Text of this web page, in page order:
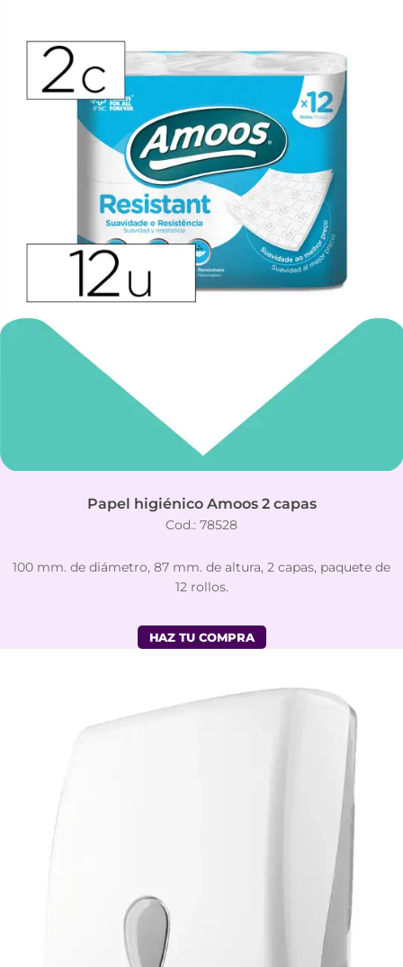
Papel higiénico Amoos 2 capas
Cod.: 78528
100 mm. de diámetro, 87 mm. de altura, 2 capas, paquete de
12 rollos.
HAZ TU COMPRA